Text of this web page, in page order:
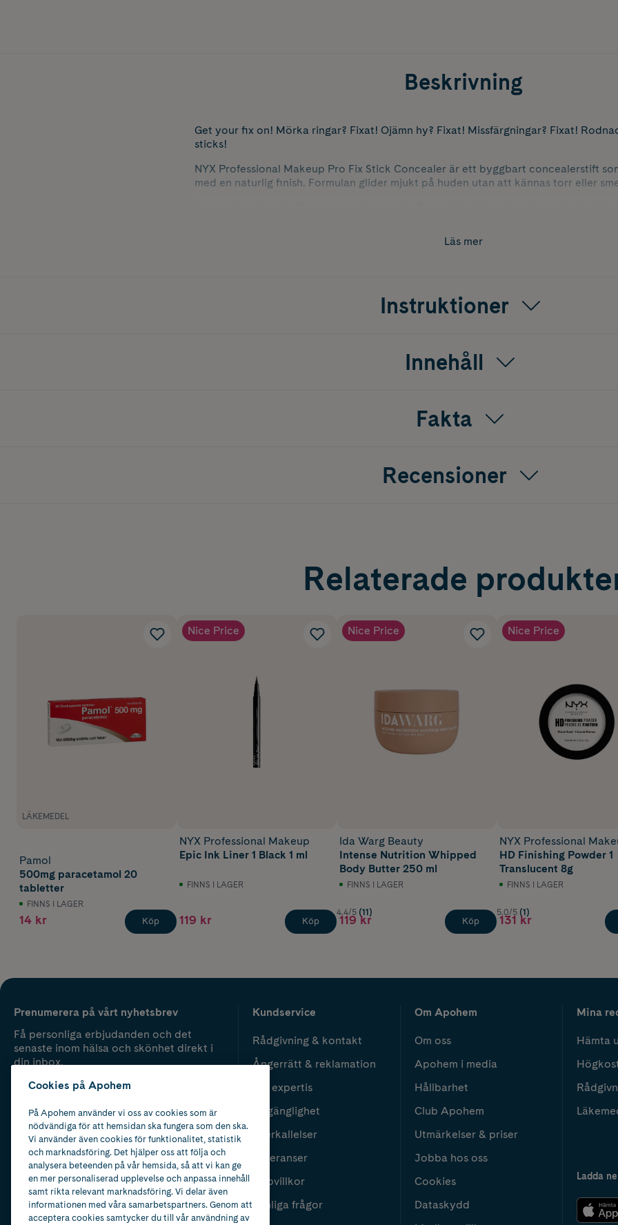
Beskrivning
Get your fix on! Mörka ringar? Fixat! Ojämn hy? Fixat! Missfärgningar? Fixat!
sticks!
NYX Professional Makeup Pro Fix Stick Concealer är ett byggbart concealerstift
med en naturlig finish. Formulan glider mjukt på huden utan att kännas torr eller
Läs mer
Instruktioner
Innehåll
Fakta
Recensioner
Relaterade
LÄKEMEDEL
Pamol
500mg paracetamol 20
tabletter
FINNS I LAGER
14 kr Köp
Nice Price
NYX Professional Makeup
Epic Ink Liner 1 Black 1 ml
FINNS I LAGER
119 kr Köp
Nice Price
Ida Warg Beauty
Intense Nutrition Whipped
Body Butter 250 ml
FINNS I LAGER
4.4/5 (11)
119 kr Köp
Nice Price
NYX Professional
HD Finishing Powder 1
Translucent 8g
FINNS I LAGER
5.0/5 (1)
131 kr
Prenumerera på vårt nyhetsbrev
Få personliga erbjudanden och det
senaste inom hälsa och skönhet direkt i
din inbox.
Kundservice
Rådgivning & kontakt
Ångerrätt & reklamation
Vår expertis
Tillgänglighet
Återkallelser
Leveranser
Köpvillkor
Vanliga frågor
Om Apohem
Om oss
Apohem i media
Hållbarhet
Club Apohem
Utmärkelser & priser
Jobba hos oss
Cookies
Dataskydd
Mina
Hämta
Ladda
Cookies på Apohem
På Apohem använder vi oss av cookies som är
nödvändiga för att hemsidan ska fungera som den ska.
Vi använder även cookies för funktionalitet, statistik
och marknadsföring. Det hjälper oss att följa och
analysera beteenden på vår hemsida, så att vi kan ge
en mer personaliserad upplevelse och anpassa innehåll
samt rikta relevant marknadsföring. Vi delar även
informationen med våra samarbetspartners. Genom att
acceptera cookies samtycker du till vår användning av